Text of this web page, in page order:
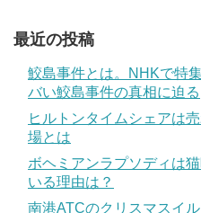
最近の投稿
鮫島事件とは。NHKで特
バい鮫島事件の真相に迫る
ヒルトンタイムシェアは
場とは
ボヘミアンラプソディは
いる理由は？
南港ATCのクリスマスイ